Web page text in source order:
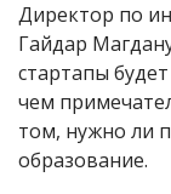
Директор по
Гайдар
стартапы
чем
том, нужно ли
образование.